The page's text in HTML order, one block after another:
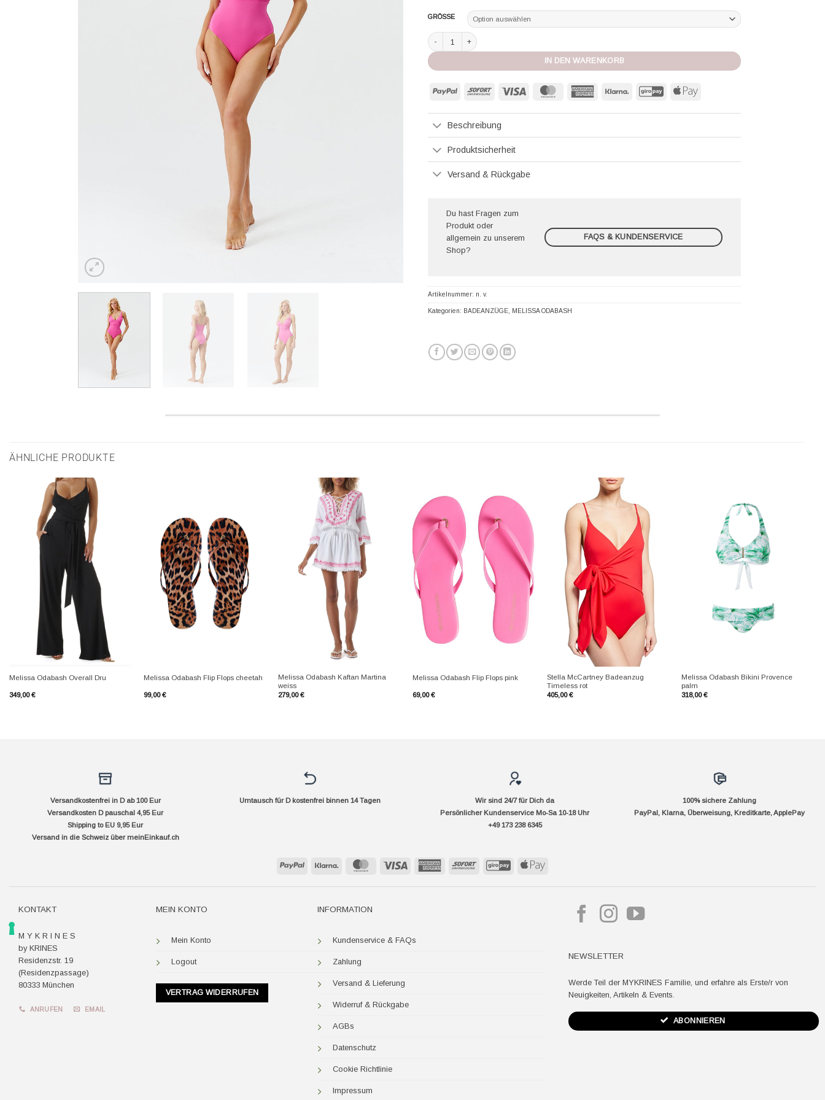
GRÖSSE
Melissa Odabash Badeanzug Panarea watermelon Menge
IN DEN WARENKORB
PayPal Sofort Visa MasterCard American
Klarna GiroPay Apple
Beschreibung
Produktsicherheit
Versand & Rückgabe
Du hast Fragen zum
Produkt oder
allgemein zu unserem
Shop?
FAQS & KUNDENSERVICE
Artikelnummer: n. v.
Kategorien: BADEANZÜGE MELISSA ODABASH
ÄHNLICHE PRODUKTE
Melissa Odabash Overall Dru
349,00€
Melissa Odabash Flip Flops cheetah
99,00€
Melissa Odabash Kaftan Martina
weiss
279,00€
Melissa Odabash Flip Flops pink
69,00€
Stella McCartney Badeanzug
Timeless rot
405,00€
Melissa Odabash Bikini Provence
palm
318,00€
Versandkostenfrei in D ab 100 Eur
Versandkosten D pauschal 4,95 Eur
Shipping to EU 9,95 Eur
Versand in die Schweiz über meinEinkauf.ch
Umtausch für D kostenfrei binnen 14 Tagen
Wir sind 24/7 für Dich da
Persönlicher Kundenservice Mo-Sa 10-18 Uhr
+49 173 238 6345
100% sichere Zahlung
PayPal, Klarna, Überweisung, Kreditkarte, ApplePay
PayPal Klarna MasterCard Visa
AmericanSofort GiroPay Apple
KONTAKT
M Y K R I N E S
by KRINES
Residenzstr. 19
(Residenzpassage)
80333 München
ANRUFEN EMAIL
MEIN KONTO
Mein Konto
Logout
VERTRAG WIDERRUFEN
INFORMATION
Kundenservice & FAQs
Zahlung
Versand & Lieferung
Widerruf & Rückgabe
AGBs
Datenschutz
Cookie Richtlinie
Impressum
NEWSLETTER
Werde Teil der MYKRINES Familie, und erfahre als Erste/r von
Neuigkeiten, Artikeln & Events.
ABONNIEREN